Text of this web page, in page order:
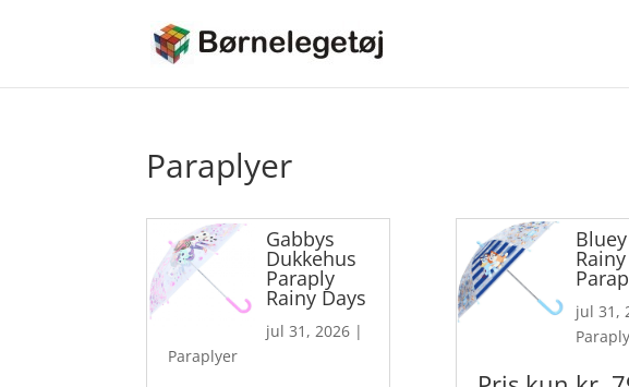
Paraplyer
Gabbys
Dukkehus
Paraply
Rainy Days
jul 31, 2026 |
Paraplyer
Bluey
jul 31,